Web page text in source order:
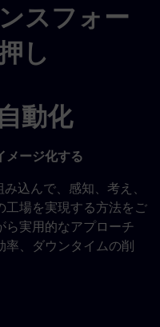
スフォー
し
動化
メージ化する
込んで、感知、考え、
工場を実現する方法をご
ら実用的なアプローチ
、ダウンタイムの削